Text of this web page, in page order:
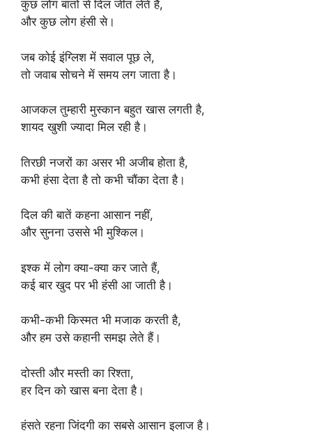
कुछ लोग बातों से दिल जीत लेते हैं,
और कुछ लोग हंसी से।
जब कोई इंग्लिश में सवाल पूछ ले,
तो जवाब सोचने में समय लग जाता है।
आजकल तुम्हारी मुस्कान बहुत खास लगती है,
शायद खुशी ज्यादा मिल रही है।
तिरछी नजरों का असर भी अजीब होता है,
कभी हंसा देता है तो कभी चौंका देता है।
दिल की बातें कहना आसान नहीं,
और सुनना उससे भी मुश्किल।
इश्क में लोग क्या-क्या कर जाते हैं,
कई बार खुद पर भी हंसी आ जाती है।
कभी-कभी किस्मत भी मजाक करती है,
और हम उसे कहानी समझ लेते हैं।
दोस्ती और मस्ती का रिश्ता,
हर दिन को खास बना देता है।
हंसते रहना जिंदगी का सबसे आसान इलाज है।